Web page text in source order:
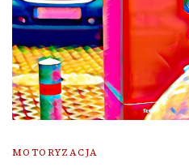
MOTORYZACJA